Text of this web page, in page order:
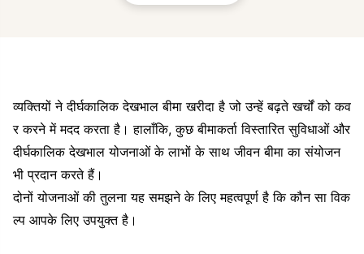
व्यक्तियों ने दीर्घकालिक देखभाल बीमा खरीदा है जो उन्हें बढ़ते खर्चों को कव
र करने में मदद करता है। हालाँकि, कुछ बीमाकर्ता विस्तारित सुविधाओं और
दीर्घकालिक देखभाल योजनाओं के लाभों के साथ जीवन बीमा का संयोजन
भी प्रदान करते हैं।
दोनों योजनाओं की तुलना यह समझने के लिए महत्वपूर्ण है कि कौन सा विक
ल्प आपके लिए उपयुक्त है।